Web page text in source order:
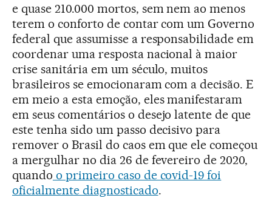
e quase 210.000 mortos, sem nem ao menos
terem o conforto de contar com um Governo
federal que assumisse a responsabilidade em
coordenar uma resposta nacional à maior
crise sanitária em um século, muitos
brasileiros se emocionaram com a decisão. E
em meio a esta emoção, eles manifestaram
em seus comentários o desejo latente de que
este tenha sido um passo decisivo para
remover o Brasil do caos em que ele começou
a mergulhar no dia 26 de fevereiro de 2020,
quando o primeiro caso de covid-19 foi
oficialmente diagnosticado.